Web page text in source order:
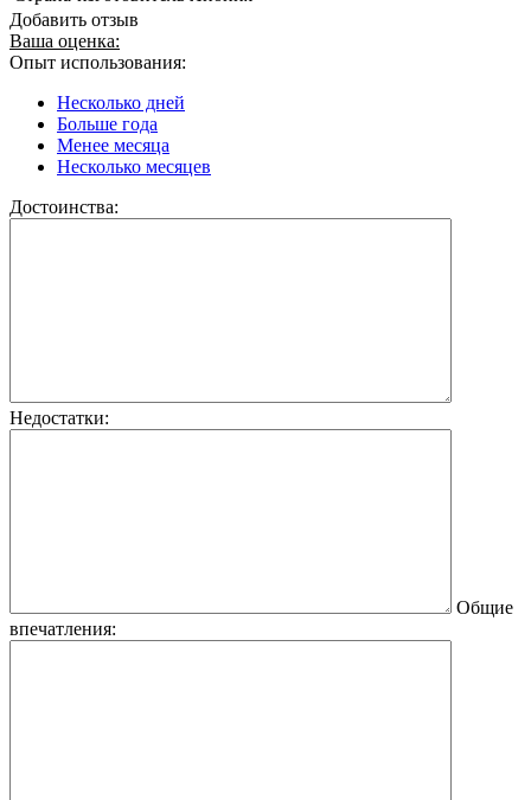
Добавить отзыв
Ваша оценка:
Опыт использования:
Несколько дней
Больше года
Менее месяца
Несколько месяцев
Достоинства:
Недостатки:
Общие
впечатления: